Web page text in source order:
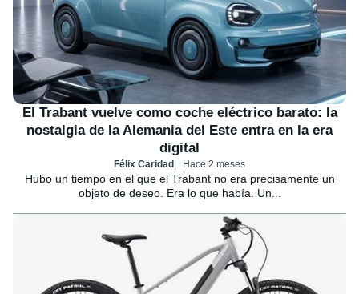
El Trabant vuelve como coche eléctrico barato: la
nostalgia de la Alemania del Este entra en la era
digital
Félix Caridad Hace 2 meses
Hubo un tiempo en el que el Trabant no era precisamente un
objeto de deseo. Era lo que había. Un...